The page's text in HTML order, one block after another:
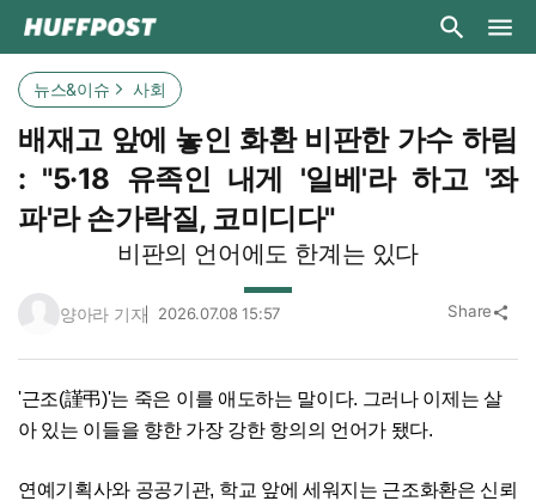
뉴스&이슈 사회
배재고 앞에 놓인 화환 비판한 가수 하림
: "5·18 유족인 내게 '일베'라 하고 '좌
파'라 손가락질, 코미디다"
비판의 언어에도 한계는 있다
양아라 기자 2026.07.08 15:57 Share share
'근조(謹弔)'는 죽은 이를 애도하는 말이다. 그러나 이제는 살
아 있는 이들을 향한 가장 강한 항의의 언어가 됐다.
연예기획사와 공공기관, 학교 앞에 세워지는 근조화환은 신뢰